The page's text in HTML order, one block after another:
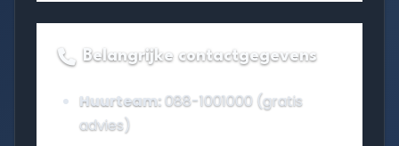
Belangrijke contactgegevens
Huurteam:088-1001000 (gratis
advies)